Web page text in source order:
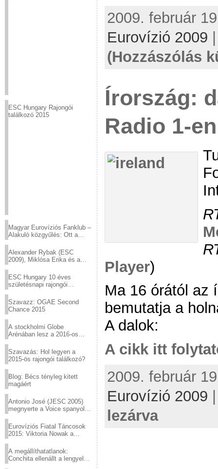
ESC Hungary Rajongói
találkozó 2015
Magyar Eurovíziós Fanklub –
Alakuló közgyűlés: Ott a
Alexander Rybak (ESC
2009), Miklósa Erika és a
sztárjai a Margitszigeten
ESC Hungary 10 éves
születésnapi rajongói
Szavazz: OGAE Second
Chance 2015
A stockholmi Globe
Arénában lesz a 2016-os
Szavazás: Hol legyen a
2015-ös rajongói találkozó?
Blog: Bécs tényleg kitett
magáért
Antonio José (JESC 2005)
megnyerte a Voice spanyol
Eurovíziós Fiatal Táncosok
2015: Viktoria Nowak a
A megállíthatatlanok:
Conchita ellenállt a lengyel
2009. február
Eurovízió 2009
(Hozzászólás
Írország:
Radio 1-en
Player)
Ma 16 órától az
bemutatja a
A dalok:
A cikk itt
2009. február
Eurovízió 2009
lezárva